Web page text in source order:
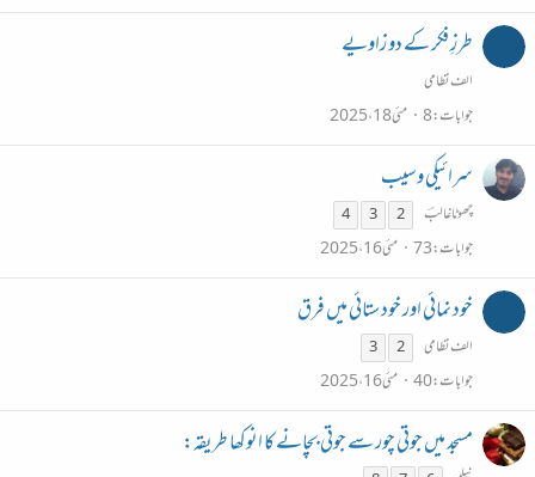
طرزِ فکر کے دو زاویے
الف نظامی
جوابات 8 مئی 18، 2025
سرائیکی وسیب
چھوٹاغالبؔ 2
3
4
جوابات 73 مئی 16، 2025
خود نمائی اور خود ستائی میں فرق
الف نظامی 2
3
جوابات 40 مئی 16، 2025
مسجد میں جوتی چور سے جوتی بچانے کا انوکھا طریقہ: